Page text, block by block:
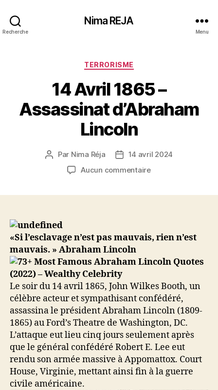
Recherche
Nima REJA
Menu
Catégories
TERRORISME
14 Avril 1865 –
Assassinat d’Abraham
Lincoln
Auteur
l’article
Par Nima Réja
Date14 avril 2024
Aucun commentairesur
d’Abraham
Lincoln
«Si l’esclavage n’est pas mauvais, rien n’est
mauvais. » Abraham Lincoln
Le soir du 14 avril 1865, John Wilkes Booth, un
célèbre acteur et sympathisant confédéré,
assassina le président Abraham Lincoln (1809-
1865) au Ford’s Theatre de Washington, DC.
L’attaque eut lieu cinq jours seulement après
que le général confédéré Robert E. Lee eut
rendu son armée massive à Appomattox. Court
House, Virginie, mettant ainsi fin à la guerre
civile américaine.